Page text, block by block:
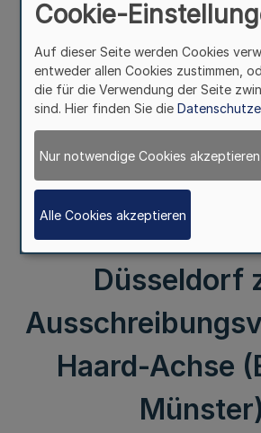
Deutschen
Pünktlichkeit S-
2) Zustand
2000 und 2001
der
Düsseldorf
Haard-Achse
Münster)
Cookie-
Auf dieser Seite werden Cookies
entweder allen Cookies zustimmen,
die für die Verwendung der Seite
sind. Hier finden Sie die
Nur notwendige Cookies akzeptieren
Alle Cookies akzeptieren